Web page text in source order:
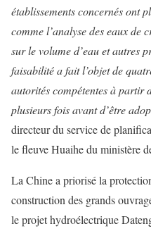
établissements concernés ont
comme l’analyse des eaux de
sur le volume d’eau et autres
faisabilité a fait l’objet de
autorités compétentes à partir
plusieurs fois avant d’être
directeur du service de
le fleuve Huaihe du ministère
La Chine a priorisé la
construction des grands
le projet hydroélectrique